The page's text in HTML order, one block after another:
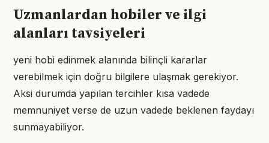
Uzmanlardan hobiler ve ilgi
alanları tavsiyeleri
yeni hobi edinmek alanında bilinçli kararlar
verebilmek için doğru bilgilere ulaşmak gerekiyor.
Aksi durumda yapılan tercihler kısa vadede
memnuniyet verse de uzun vadede beklenen faydayı
sunmayabiliyor.